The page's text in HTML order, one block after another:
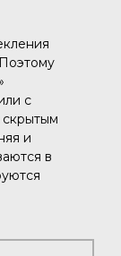
с
и
в